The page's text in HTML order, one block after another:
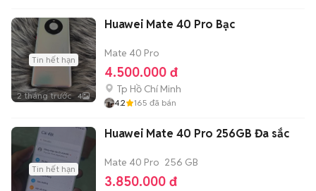
Tin hết hạn
2 tháng trước 4
Huawei Mate 40 Pro Bạc
Mate 40 Pro
4.500.000 đ
Tp Hồ Chí Minh
4.2 165 đã bán
Tin hết hạn
Huawei Mate 40 Pro 256GB Đa sắc
Mate 40 Pro 256 GB
3.850.000 đ